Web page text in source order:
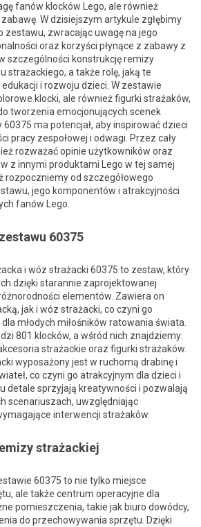
fanów klocków Lego, ale również
W dzisiejszym artykule zgłębimy
zestawu, zwracając uwagę na jego
oraz korzyści płynące z zabawy z
szczególności konstrukcję remizy
strażackiego, a także rolę, jaką te
i rozwoju dzieci. W zestawie
klocki, ale również figurki strażaków,
tworzenia emocjonujących scenek
ma potencjał, aby inspirować dzieci
pracy zespołowej i odwagi. Przez cały
rozważać opinie użytkowników oraz
z innymi produktami Lego w tej samej
rozpoczniemy od szczegółowego
jego komponentów i atrakcyjności
fanów Lego.
60375
i wóz strażacki 60375 to zestaw, który
dzięki starannie zaprojektowanej
elementów. Zawiera on
jak i wóz strażacki, co czyni go
młodych miłośników ratowania świata.
801 klocków, a wśród nich znajdziemy:
strażackie oraz figurki strażaków.
wyposażony jest w ruchomą drabinę i
co czyni go atrakcyjnym dla dzieci i
detale sprzyjają kreatywności i pozwalają
scenariuszach, uwzględniając
interwencji strażaków.
strażackiej
60375 to nie tylko miejsce
ale także centrum operacyjne dla
pomieszczenia, takie jak biuro dowódcy,
do przechowywania sprzętu. Dzięki